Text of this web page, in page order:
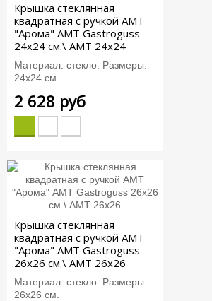
Крышка стеклянная
квадратная c ручкой АМТ
"Арома" AMT Gastroguss
24x24 см.\ AMT 24x24
Материал: стекло. Размеры:
24х24 см.
2 628 руб
Крышка стеклянная
квадратная c ручкой АМТ
"Арома" AMT Gastroguss
26x26 см.\ AMT 26x26
Материал: стекло. Размеры:
26х26 см.